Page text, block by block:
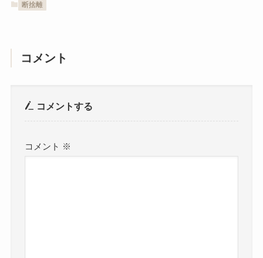
断捨離
コメント
コメントする
コメント ※